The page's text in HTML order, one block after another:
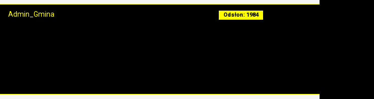
Admin_Gmina Odsłon: 1984